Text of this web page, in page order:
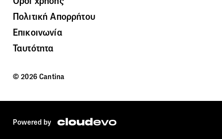
Πολιτική Απορρήτου
Επικοινωνία
Ταυτότητα
© 2026 Cantina
Powered by